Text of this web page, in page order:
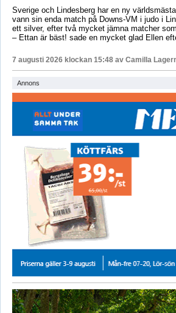
Sverige och Lindesberg har en ny
vann sin enda match på Downs-VM i judo i
ett silver, efter två mycket jämna matcher
– Ettan är bäst! sade en mycket glad Ellen
7 augusti 2026 klockan 15:48 av Camilla
Annons